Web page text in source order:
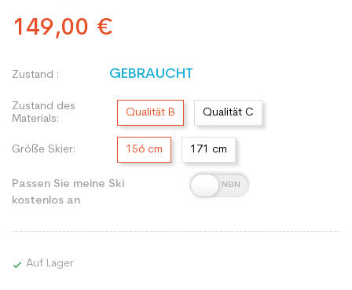
149,00 €
Zustand : GEBRAUCHT
Zustand des
Materials:
Qualität B Qualität C
Größe Skier: 156 cm 171 cm
Passen Sie meine Ski
kostenlos an
 Auf Lager